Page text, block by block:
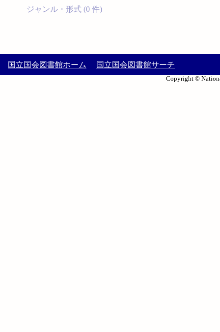
ジャンル・形式 (0 件)
国立国会図書館ホーム 国立国会図書館サーチ
Copyright ©